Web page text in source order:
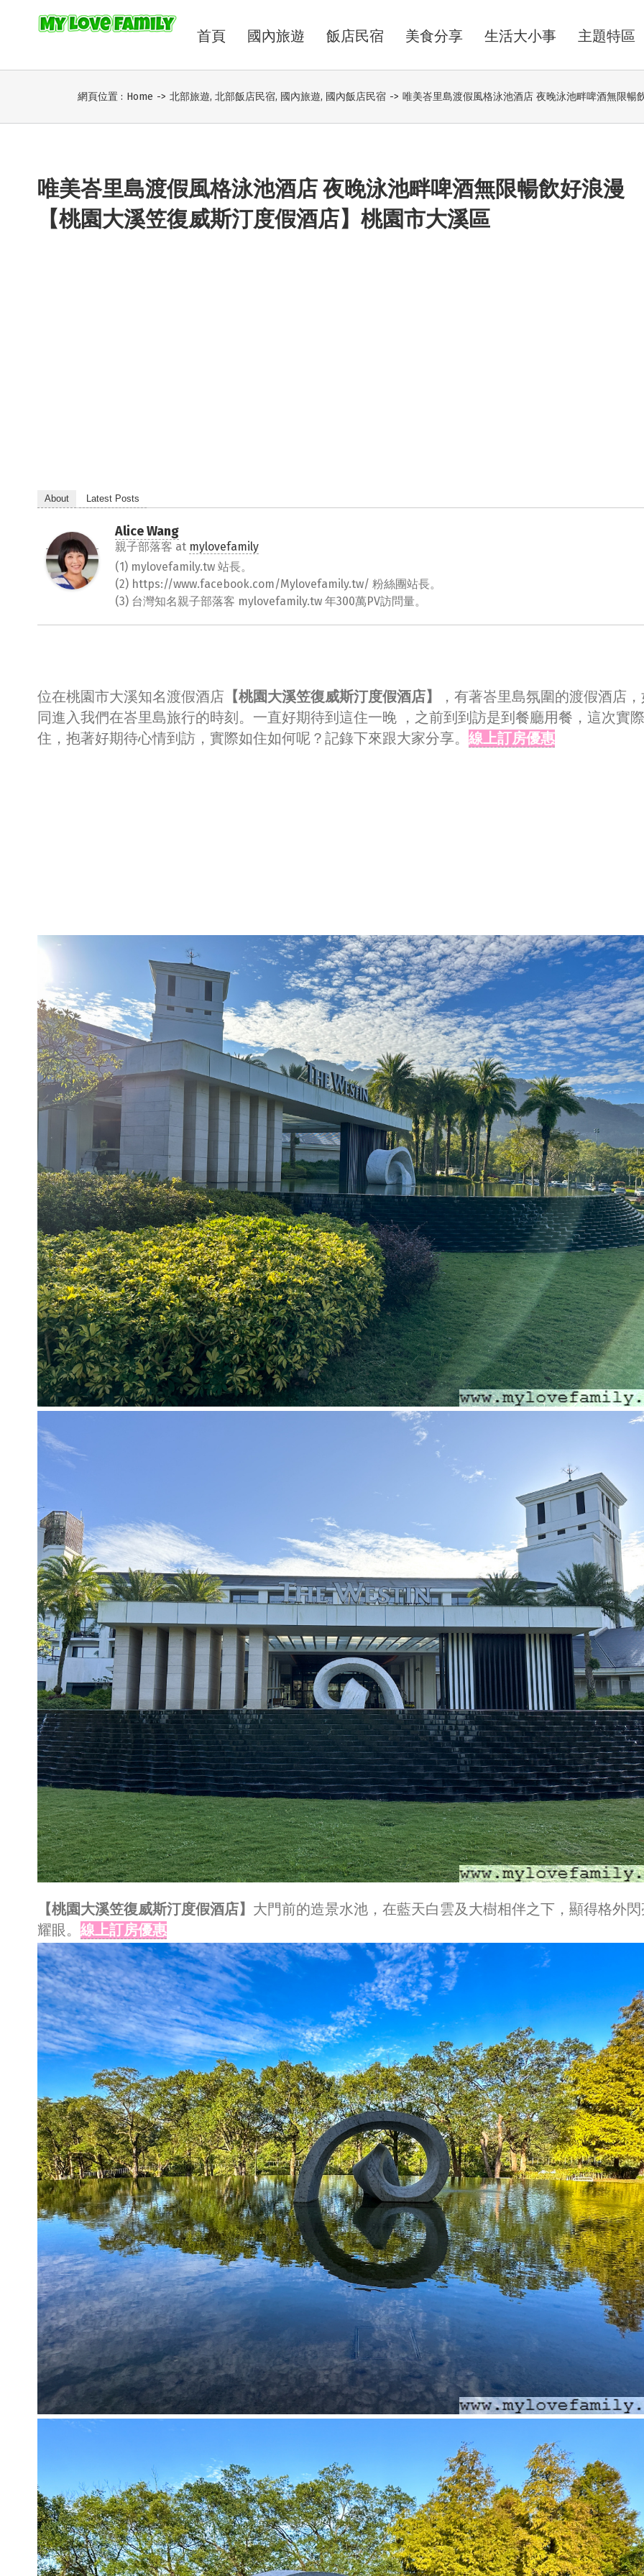
首頁 國內旅遊 飯店民宿 美食分享 生活大小事 主題特區
網頁位置 : Home -> 北部旅遊, 北部飯店民宿, 國內旅遊, 國內飯店民宿 -> 唯美峇里島渡假風格泳池酒店 夜晚泳池畔啤酒無限
唯美峇里島渡假風格泳池酒店 夜晚泳池畔啤酒無限暢飲好浪漫
【桃園大溪笠復威斯汀度假酒店】桃園市大溪區
About Latest Posts
Alice Wang
親子部落客 at mylovefamily
(1) mylovefamily.tw 站長。
(2) https://www.facebook.com/Mylovefamily.tw/ 粉絲團站長。
(3) 台灣知名親子部落客 mylovefamily.tw 年300萬PV訪問量。
位在桃園市大溪知名渡假酒店 【桃園大溪笠復威斯汀度假酒店】
，有著峇里島氛圍的渡假酒店
同進入我們在峇里島旅行的時刻。一直好期待到這住一晚 ，之前到到訪是到餐廳用餐，這次實
住，抱著好期待心情到訪，實際如住如何呢？記錄下來跟大家分享。 線上訂房優惠
【桃園大溪笠復威斯汀度假酒店】 大門前的造景水池，在藍天白雲及大樹相伴之下，顯得格外
耀眼。 線上訂房優惠